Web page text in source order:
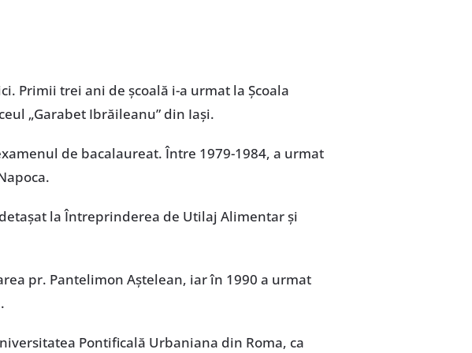
Primii trei ani de școală i-a urmat la Școala
„Garabet Ibrăileanu” din Iași.
de bacalaureat. Între 1979-1984, a urmat
la Întreprinderea de Utilaj Alimentar și
pr. Pantelimon Aștelean, iar în 1990 a urmat
Pontificală Urbaniana din Roma, ca